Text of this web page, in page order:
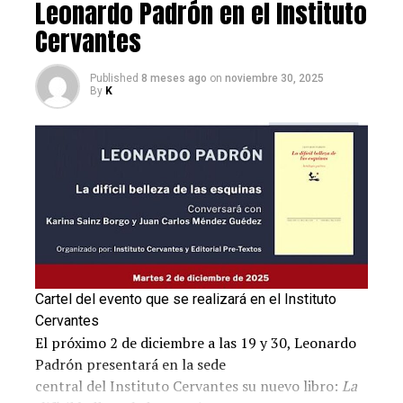
UP NEXT
Conectando a Colombia con España: la apuesta de DHL
Express
DON'T MISS
Arte entre continentes. Colección ABANCA
Leonardo Padrón en el Instituto
Cervantes
Published 8 meses ago on noviembre 30, 2025
By K
Cartel del evento que se realizará en el Instituto
Cervantes
El próximo 2 de diciembre a las 19 y 30, Leonardo
Padrón presentará en la sede
central del Instituto Cervantes su nuevo libro: La